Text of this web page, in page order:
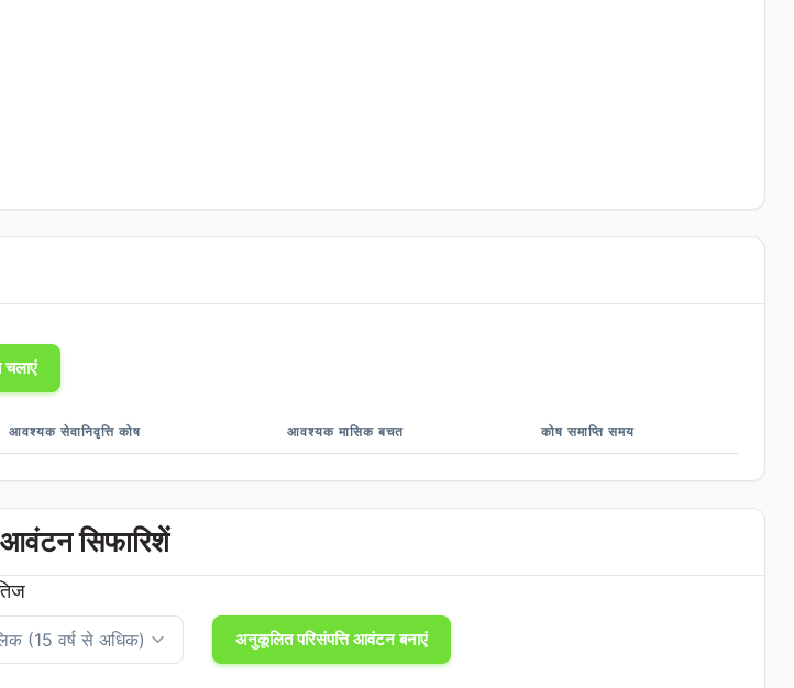
चलाएं
आवश्यक सेवानिवृत्ति कोष आवश्यक मासिक बचत कोष समाप्ति समय
आवंटन सिफारिशें
अनुकूलित परिसंपत्ति आवंटन बनाएं